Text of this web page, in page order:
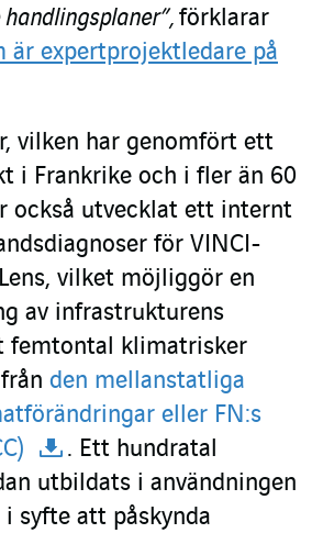
förklarar
är expertprojektledare på
vilken har genomfört ett
i Frankrike och i fler än 60
också utvecklat ett internt
för VINCI-
vilket möjliggör en
av infrastrukturens
femtontal klimatrisker
den mellanstatliga
eller FN:s
. Ett hundratal
utbildats i användningen
syfte att påskynda